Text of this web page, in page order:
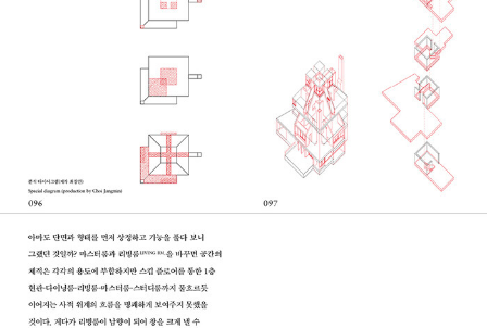
『잃어버린 한국의 주택들』의 첫인상을 결정짓는 긴 세로판형은 저자
의 주요한 참조체인 「SPACE」 지면을 반영한 것이다. 독자들이 책을
펼쳤을 때 저자가 참고했던 잡지의 지면을 같은 호흡으로 읽어갈 수
있도록 지면을 세로로 이등분한 판형을 시도했다. 또한 기존에 알려
지지 않았던 작품과 건축가를 발굴해 소개한다는 취지에 맞춰 본문
전체를 영문으로 병기했다. 이로써 국내 독자뿐 아니라 해외 독자들
에게도 보석처럼 숨겨졌던 한국 근현대 건축의 새로운 장면들을 소개